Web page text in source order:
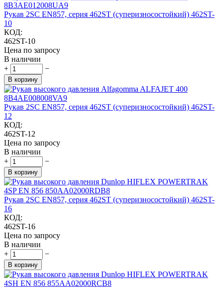
Рукав 2SC EN857, серия 462ST (суперизносостойкий) 462ST-
10
КОД:
462ST-10
Цена по запросу
В наличии
+
−
В корзину
Рукав 2SC EN857, серия 462ST (суперизносостойкий) 462ST-
12
КОД:
462ST-12
Цена по запросу
В наличии
+
−
В корзину
Рукав 2SC EN857, серия 462ST (суперизносостойкий) 462ST-
16
КОД:
462ST-16
Цена по запросу
В наличии
+
−
В корзину